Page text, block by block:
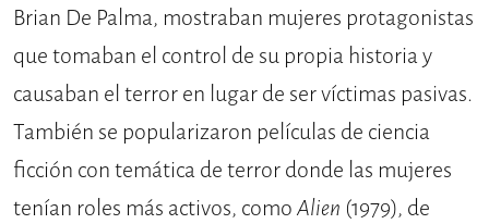
Brian De Palma, mostraban mujeres protagonistas
que tomaban el control de su propia historia y
causaban el terror en lugar de ser víctimas pasivas.
También se popularizaron películas de ciencia
ficción con temática de terror donde las mujeres
tenían roles más activos, comoAlien (1979), de